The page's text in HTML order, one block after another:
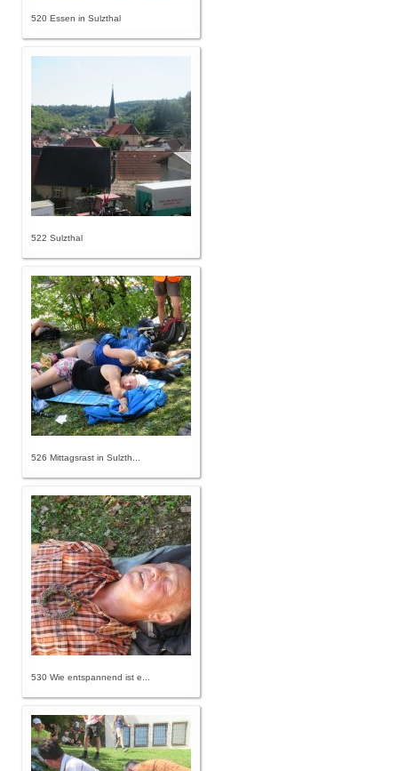
520 Essen in Sulzthal
522 Sulzthal
526 Mittagsrast in Sulzth...
530 Wie entspannend ist e...